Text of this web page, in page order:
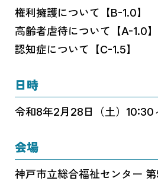
権利擁護について【B-1.0】
高齢者虐待について【A-1.0】
認知症について【C-1.5】
日時
令和8年2月28日（土）10:30
会場
神戸市立総合福祉センター